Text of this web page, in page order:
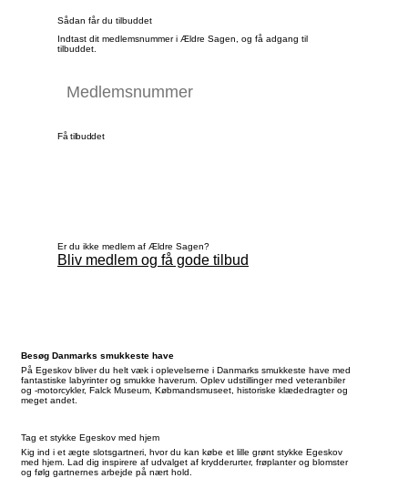
Besøg Danmarks smukkeste have
På Egeskov bliver du helt væk i oplevelserne i Danmarks smukkeste have med
fantastiske labyrinter og smukke haverum. Oplev udstillinger med veteranbiler
og -motorcykler, Falck Museum, Købmandsmuseet, historiske klædedragter og
meget andet.
Tag et stykke Egeskov med hjem
Kig ind i et ægte slotsgartneri, hvor du kan købe et lille grønt stykke Egeskov
med hjem. Lad dig inspirere af udvalget af krydderurter, frøplanter og blomster
og følg gartnernes arbejde på nært hold.
Sådan får du tilbuddet
Indtast dit medlemsnummer i Ældre Sagen, og få adgang til
tilbuddet.
Få tilbuddet
Er du ikke medlem af Ældre Sagen?
Bliv medlem og få gode tilbud